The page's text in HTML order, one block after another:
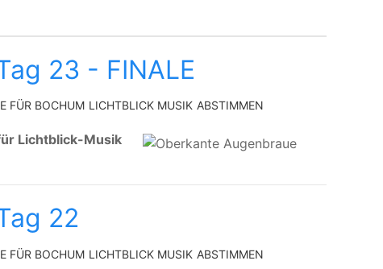
23 - FINALE
FÜR BOCHUM LICHTBLICK MUSIK ABSTIMMEN
Lichtblick-Musik
22
FÜR BOCHUM LICHTBLICK MUSIK ABSTIMMEN